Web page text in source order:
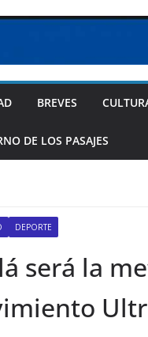
BREVES
DE LOS PASAJES
DEPORTE
será la